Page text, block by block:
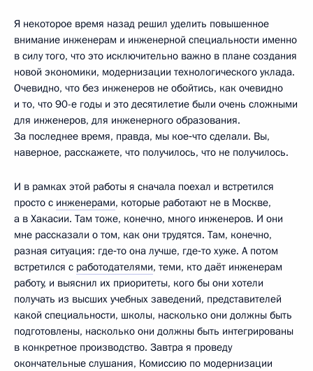
Я некоторое время назад решил уделить повышенное
внимание инженерам и инженерной специальности именно
в силу того, что это исключительно важно в плане создания
новой экономики, модернизации технологического уклада.
Очевидно, что без инженеров не обойтись, как очевидно
и то, что 90-е годы и это десятилетие были очень сложными
для инженеров, для инженерного образования.
За последнее время, правда, мы кое‑что сделали. Вы,
наверное, расскажете, что получилось, что не получилось.
И в рамках этой работы я сначала поехал и встретился
просто с инженерами, которые работают не в Москве,
а в Хакасии. Там тоже, конечно, много инженеров. И они
мне рассказали о том, как они трудятся. Там, конечно,
разная ситуация: где‑то она лучше, где‑то хуже. А потом
встретился с работодателями, теми, кто даёт инженерам
работу, и выяснил их приоритеты, кого бы они хотели
получать из высших учебных заведений, представителей
какой специальности, школы, насколько они должны быть
подготовлены, насколько они должны быть интегрированы
в конкретное производство. Завтра я проведу
окончательные слушания, Комиссию по модернизации